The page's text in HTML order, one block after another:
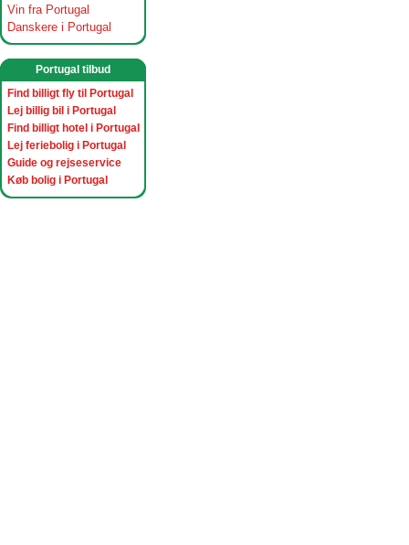
Vin fra Portugal
Danskere i Portugal
Portugal tilbud
Find billigt fly til Portugal
Lej billig bil i Portugal
Find billigt hotel i Portugal
Lej feriebolig i Portugal
Guide og rejseservice
Køb bolig i Portugal